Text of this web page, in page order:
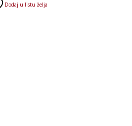
Dodaj u listu želja